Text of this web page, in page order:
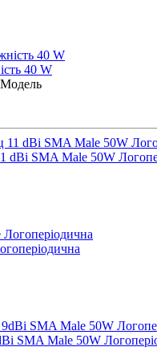
40 W
Модель
SMA Male 50W
SMA Male 50W